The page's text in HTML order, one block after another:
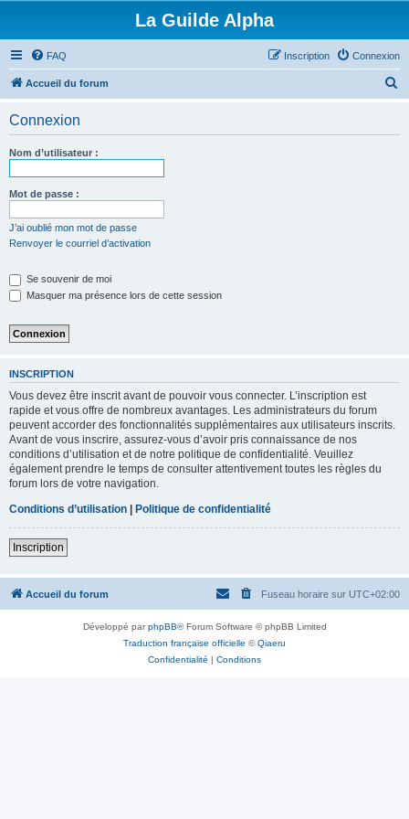
La Guilde Alpha
FAQ Connexion
Inscription
Accueil du forum
Connexion
Nom d’utilisateur :
Mot de passe :
J’ai oublié mon mot de passe
Renvoyer le courriel d’activation
Se souvenir de moi
Masquer ma présence lors de cette session
INSCRIPTION
Vous devez être inscrit avant de pouvoir vous connecter. L’inscription est
rapide et vous offre de nombreux avantages. Les administrateurs du forum
peuvent accorder des fonctionnalités supplémentaires aux utilisateurs inscrits.
Avant de vous inscrire, assurez-vous d’avoir pris connaissance de nos
conditions d’utilisation et de notre politique de confidentialité. Veuillez
également prendre le temps de consulter attentivement toutes les règles du
forum lors de votre navigation.
Conditions d’utilisation | Politique de confidentialité
Inscription
Accueil du forum Fuseau horaire sur UTC+02:00
Développé parphpBB® Forum Software © phpBB Limited
Traduction française officielle ©Qiaeru
Confidentialité | Conditions